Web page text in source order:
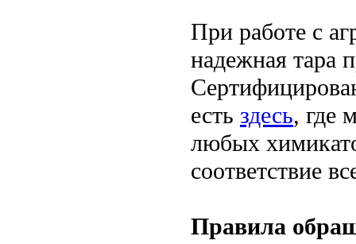
При работе с
надежная тара
есть здесь, где
любых
соответствие
Правила